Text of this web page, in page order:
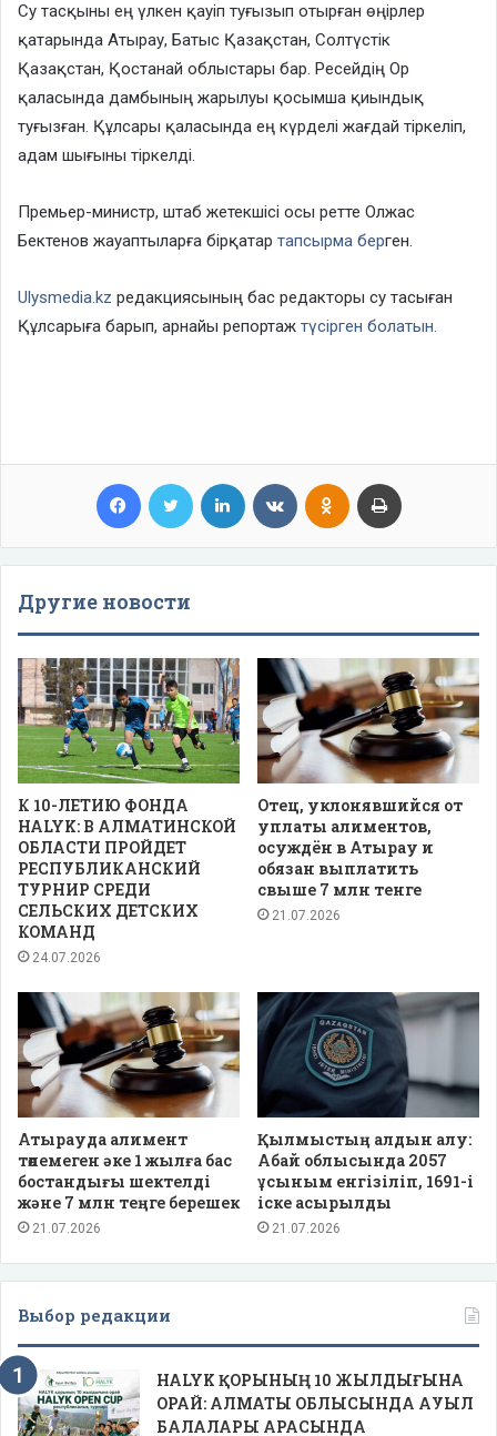
Су тасқыны ең үлкен қауіп туғызып отырған өңірлер
қатарында Атырау, Батыс Қазақстан, Солтүстік
Қазақстан, Қостанай облыстары бар. Ресейдің Ор
қаласында дамбының жарылуы қосымша қиындық
туғызған. Құлсары қаласында ең күрделі жағдай тіркеліп,
адам шығыны тіркелді.
Премьер-министр, штаб жетекшісі осы ретте Олжас
Бектенов жауаптыларға бірқатар тапсырма берген.
Ulysmedia.kz редакциясының бас редакторы су тасыған
Құлсарыға барып, арнайы репортаж түсірген болатын.
Facebook Twitter LinkedIn VKontakteOdnoklassniki
Другие новости
К 10-ЛЕТИЮ ФОНДА
HALYK: В АЛМАТИНСКОЙ
ОБЛАСТИ ПРОЙДЕТ
РЕСПУБЛИКАНСКИЙ
ТУРНИР СРЕДИ
СЕЛЬСКИХ ДЕТСКИХ
КОМАНД
24.07.2026
Отец, уклонявшийся от
уплаты алиментов,
осуждён в Атырау и
обязан выплатить
свыше 7 млн тенге
21.07.2026
Атырауда алимент
төлемеген әке 1 жылға бас
бостандығы шектелді
және 7 млн теңге берешек
21.07.2026
Қылмыстың алдын алу:
Абай облысында 2057
ұсыным енгізіліп, 1691-і
іске асырылды
21.07.2026
Выбор редакции
HALYK ҚОРЫНЫҢ 10 ЖЫЛДЫҒЫНА
ОРАЙ: АЛМАТЫ ОБЛЫСЫНДА АУЫЛ
БАЛАЛАРЫ АРАСЫНДА